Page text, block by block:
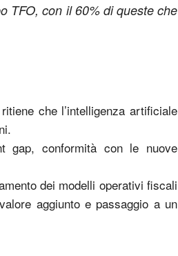
TFO, con il 60% di queste che
che l’intelligenza artificiale
gap, conformità con le nuove
dei modelli operativi fiscali
aggiunto e passaggio a un